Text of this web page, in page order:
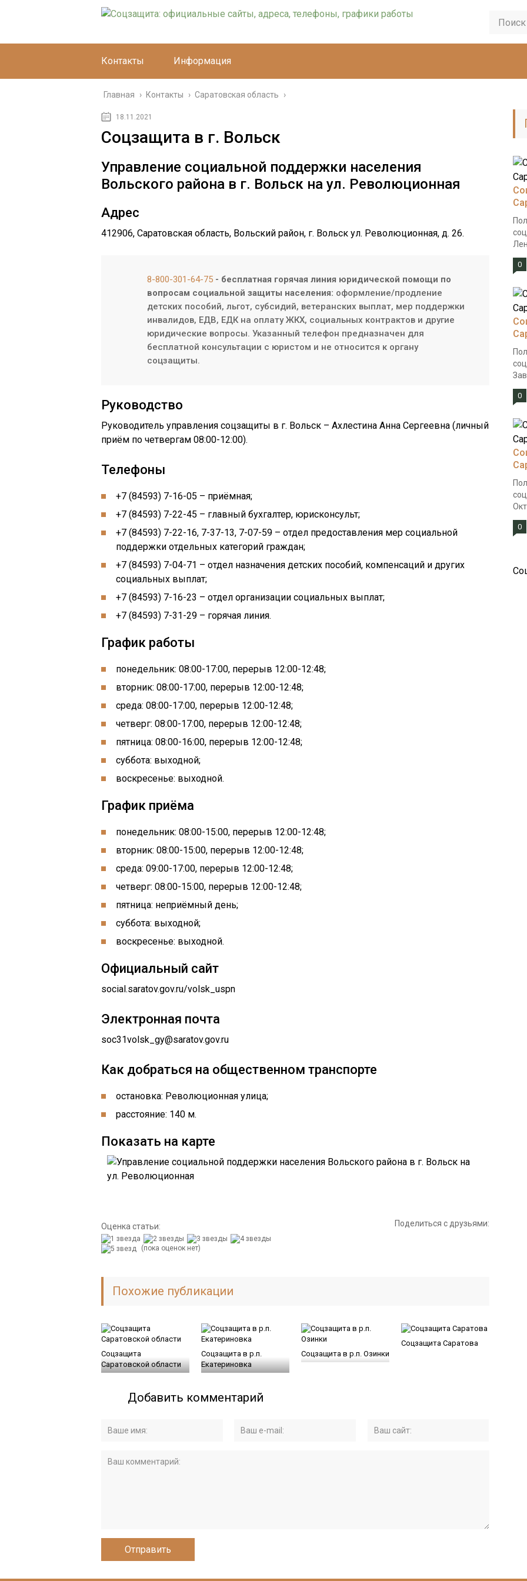
Контакты Информация
Главная › Контакты › Саратовская область ›
18.11.2021
Соцзащита в г. Вольск
Управление социальной поддержки населения
Вольского района в г. Вольск на ул. Революционная
Адрес
412906, Саратовская область, Вольский район, г. Вольск ул. Революционная, д. 26.
8-800-301-64-75 - бесплатная горячая линия юридической помощи по
вопросам социальной защиты населения: оформление/продление
детских пособий, льгот, субсидий, ветеранских выплат, мер поддержки
инвалидов, ЕДВ, ЕДК на оплату ЖКХ, социальных контрактов и другие
юридические вопросы. Указанный телефон предназначен для
бесплатной консультации с юристом и не относится к органу
соцзащиты.
Руководство
Руководитель управления соцзащиты в г. Вольск – Ахлестина Анна Сергеевна (личный
приём по четвергам 08:00-12:00).
Телефоны
+7 (84593) 7-16-05 – приёмная;
+7 (84593) 7-22-45 – главный бухгалтер, юрисконсульт;
+7 (84593) 7-22-16, 7-37-13, 7-07-59 – отдел предоставления мер социальной
поддержки отдельных категорий граждан;
+7 (84593) 7-04-71 – отдел назначения детских пособий, компенсаций и других
социальных выплат;
+7 (84593) 7-16-23 – отдел организации социальных выплат;
+7 (84593) 7-31-29 – горячая линия.
График работы
понедельник: 08:00-17:00, перерыв 12:00-12:48;
вторник: 08:00-17:00, перерыв 12:00-12:48;
среда: 08:00-17:00, перерыв 12:00-12:48;
четверг: 08:00-17:00, перерыв 12:00-12:48;
пятница: 08:00-16:00, перерыв 12:00-12:48;
суббота: выходной;
воскресенье: выходной.
График приёма
понедельник: 08:00-15:00, перерыв 12:00-12:48;
вторник: 08:00-15:00, перерыв 12:00-12:48;
среда: 09:00-17:00, перерыв 12:00-12:48;
четверг: 08:00-15:00, перерыв 12:00-12:48;
пятница: неприёмный день;
суббота: выходной;
воскресенье: выходной.
Официальный сайт
social.saratov.gov.ru/volsk_uspn
Электронная почта
soc31volsk_gy@saratov.gov.ru
Как добраться на общественном транспорте
остановка: Революционная улица;
расстояние: 140 м.
Показать на карте
Оценка статьи:
(пока оценок нет)
Поделиться с друзьями:
Похожие публикации
Соцзащита
Саратовской области
Соцзащита в р.п.
Екатериновка
Соцзащита в р.п. Озинки
Соцзащита Саратова
Добавить комментарий
0
0
0